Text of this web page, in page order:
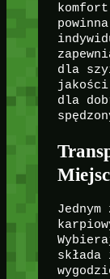
dla
jakości
dla